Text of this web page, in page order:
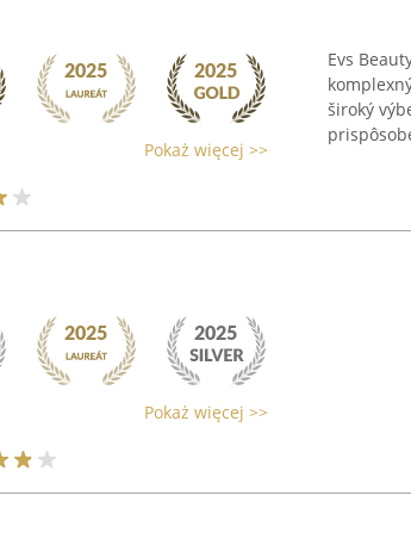
Pokaż więcej >>
Evs
široký
Pokaż więcej >>